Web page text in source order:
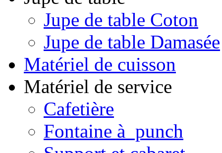
Jupe de table Coton
Jupe de table Damasée
Matériel de cuisson
Matériel de service
Cafetière
Fontaine à punch